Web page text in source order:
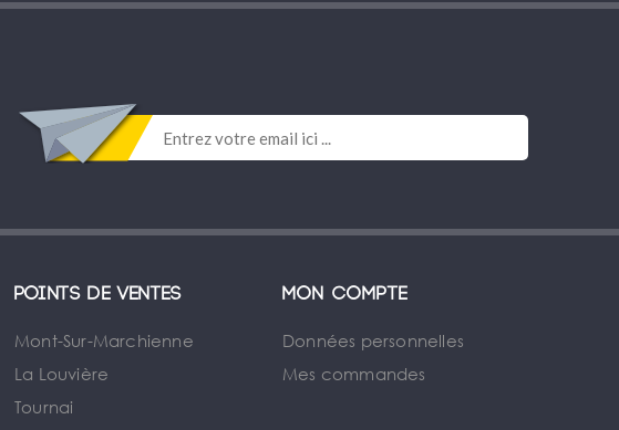
Points de ventes
Mont-Sur-Marchienne
La Louvière
Tournai
Mon compte
Données personnelles
Mes commandes